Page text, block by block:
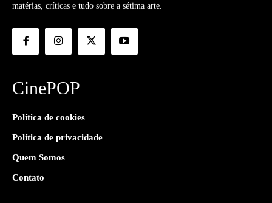
matérias, críticas e tudo sobre a sétima arte.
CinePOP
Política de cookies
Política de privacidade
Quem Somos
Contato